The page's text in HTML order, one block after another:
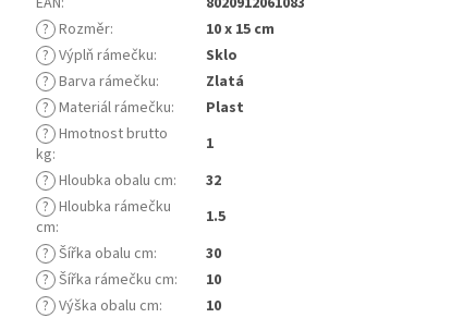
? Rozměr:
10 x 15 cm
? Výplň rámečku:
Sklo
? Barva rámečku:
Zlatá
? Materiál rámečku:
Plast
? Hmotnost brutto
kg:
1
? Hloubka obalu cm:
32
? Hloubka rámečku
cm:
1.5
? Šířka obalu cm:
30
? Šířka rámečku cm:
10
? Výška obalu cm:
10